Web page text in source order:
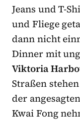
Jeans und T-
und Fliege
dann nicht
Dinner mit
Viktoria
Straßen
der
Kwai Fong